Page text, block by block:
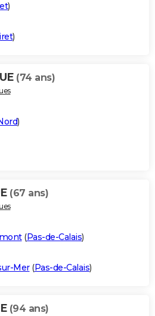
)
)
(74 ans)
)
(67 ans)
(Pas-de-Calais)
Mer(Pas-de-Calais)
(94 ans)